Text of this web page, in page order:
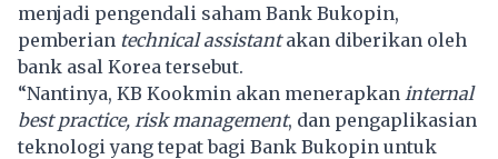
menjadi pengendali saham Bank Bukopin,
pemberian technical assistantakan diberikan oleh
bank asal Korea tersebut.
“Nantinya, KB Kookmin akan menerapkan internal
best practice, risk management, dan pengaplikasian
teknologi yang tepat bagi Bank Bukopin untuk